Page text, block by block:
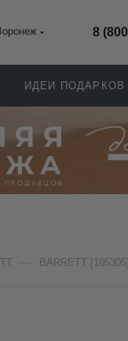
8
ИДЕИ ПОДАРКОВ
BARRETT [105305]